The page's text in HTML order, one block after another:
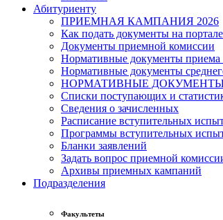
Абитуриенту
ПРИЕМНАЯ КАМПАНИЯ 2026
Как подать документы на
Документы приемной комиссии
Нормативные документы приема
Нормативные документы
НОРМАТИВНЫЕ
Списки поступающих и
Сведения о зачисленных
Расписание вступительных
Программы вступительных
Бланки заявлений
Задать вопрос приемной
Архивы приемных кампаний
Подразделения
Факультеты